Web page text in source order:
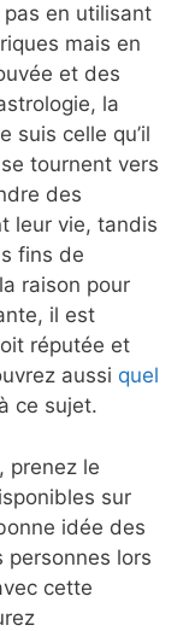
pas en utilisant
mais en
et des
la
suis celle qu’il
tournent vers
des
leur vie, tandis
fins de
raison pour
il est
réputée et
aussi quel
à ce sujet.
prenez le
sur
idée des
personnes lors
cette